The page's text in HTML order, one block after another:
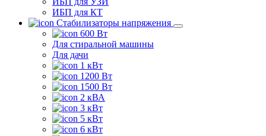
ИБП для КТ
Стабилизаторы напряжения
600 Вт
Для стиральной машины
Для дачи
1 кВт
1200 Вт
1500 Вт
2 кВА
3 кВт
5 кВт
6 кВт